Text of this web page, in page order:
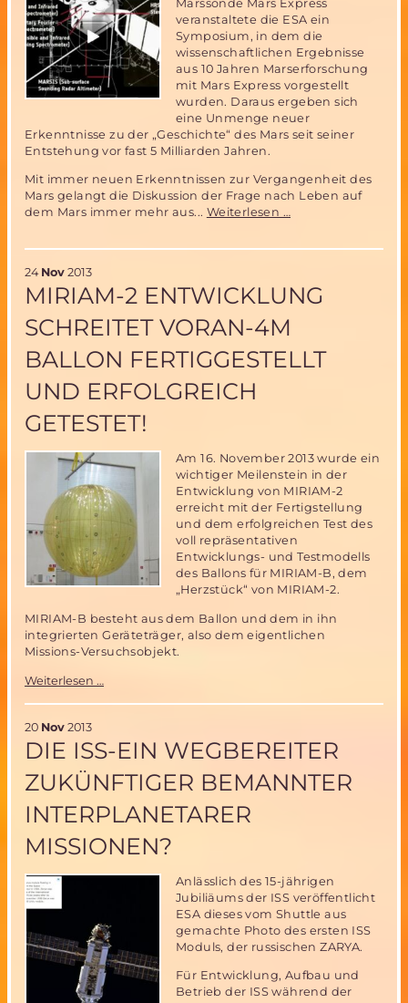
Marssonde Mars Express
veranstaltete die ESA ein
Symposium, in dem die
wissenschaftlichen Ergebnisse
aus 10 Jahren Marserforschung
mit Mars Express vorgestellt
wurden. Daraus ergeben sich
eine Unmenge neuer
Erkenntnisse zu der „Geschichte“ des Mars seit seiner
Entstehung vor fast 5 Milliarden Jahren.
Mit immer neuen Erkenntnissen zur Vergangenheit des
Mars gelangt die Diskussion der Frage nach Leben auf
dem Mars immer mehr aus... Weiterlesen …
Erkenntnisse
24 Nov 2013
MIRIAM-2 ENTWICKLUNG
SCHREITET VORAN-4M
BALLON FERTIGGESTELLT
UND ERFOLGREICH
GETESTET!
Am 16. November 2013 wurde ein
wichtiger Meilenstein in der
Entwicklung von MIRIAM-2
erreicht mit der Fertigstellung
und dem erfolgreichen Test des
voll repräsentativen
Entwicklungs- und Testmodells
des Ballons für MIRIAM-B, dem
„Herzstück“ von MIRIAM-2.
MIRIAM-B besteht aus dem Ballon und dem in ihn
integrierten Geräteträger, also dem eigentlichen
Missions-Versuchsobjekt.
Weiterlesen …
voran-
4m
Ballon
fertiggestellt
und
erfolgreich
20 Nov 2013
DIE ISS-EIN WEGBEREITER
ZUKÜNFTIGER BEMANNTER
INTERPLANETARER
MISSIONEN?
Anlässlich des 15-jährigen
Jubiliäums der ISS veröffentlicht
ESA dieses vom Shuttle aus
gemachte Photo des ersten ISS
Moduls, der russischen ZARYA.
Für Entwicklung, Aufbau und
Betrieb der ISS während der